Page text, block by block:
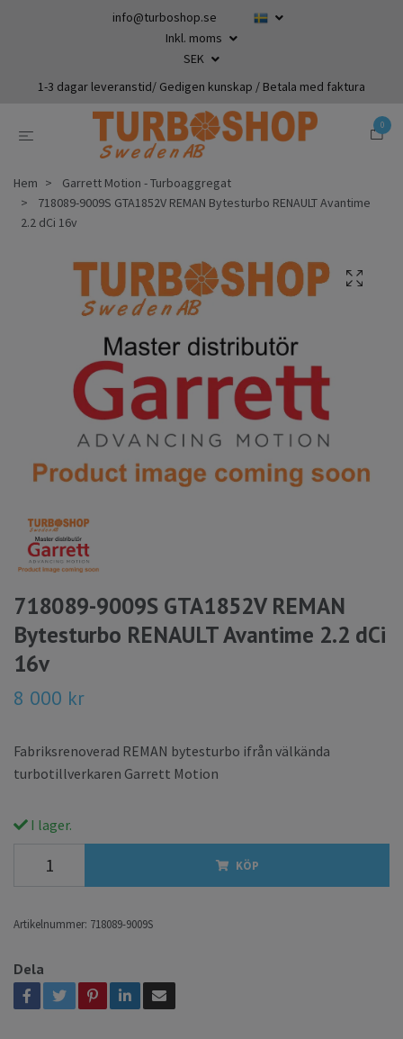
info@turboshop.se
Inkl. moms
SEK
1-3 dagar leveranstid/ Gedigen kunskap / Betala med faktura
0
Hem
Garrett Motion - Turboaggregat
718089-9009S GTA1852V REMAN Bytesturbo RENAULT Avantime
2.2 dCi 16v
718089-9009S GTA1852V REMAN
Bytesturbo RENAULT Avantime 2.2 dCi
16v
8 000 kr
Fabriksrenoverad REMAN bytesturbo ifrån välkända
turbotillverkaren Garrett Motion
I lager.
KÖP
Artikelnummer: 718089-9009S
Dela